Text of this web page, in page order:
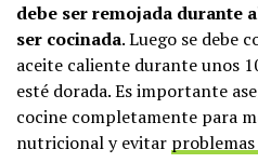
debe ser remojada durante
ser cocinada. Luego se debe
aceite caliente durante unos
esté dorada. Es importante
cocine completamente para
nutricional y evitar